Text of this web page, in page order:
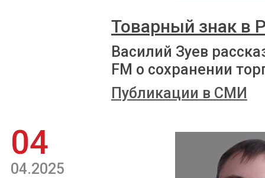
Товарный знак в
Василий Зуев
FM о сохранении
Публикации в СМИ
04
04.2025